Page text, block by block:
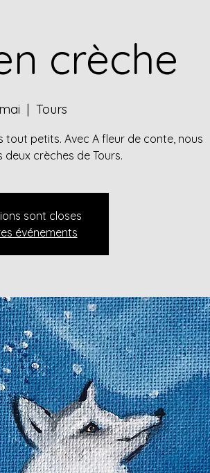
crèche
  |
Tours
petits. Avec A fleur de conte, nous
crèches de Tours.
sont closes
événements